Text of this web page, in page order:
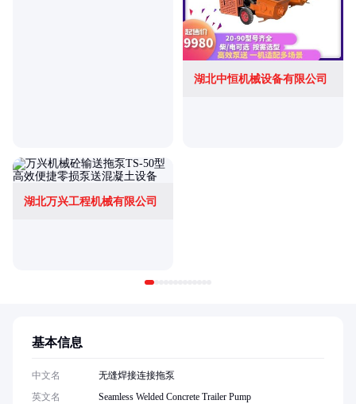
湖北中恒机械设备有限公司
湖北万兴工程机械有限公司
基本信息
中文名
无缝焊接连接拖泵
英文名
Seamless Welded Concrete Trailer Pump